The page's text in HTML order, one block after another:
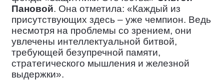
Пановой. Она отметила: «Каждый из
присутствующих здесь – уже чемпион. Ведь
несмотря на проблемы со зрением, они
увлечены интеллектуальной битвой,
требующей безупречной памяти,
стратегического мышления и железной
выдержки».